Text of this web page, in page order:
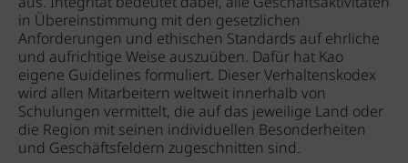
in Übereinstimmung mit den gesetzlichen
Anforderungen und ethischen Standards auf ehrliche
und aufrichtige Weise auszuüben. Dafür hat Kao
eigene Guidelines formuliert. Dieser Verhaltenskodex
wird allen Mitarbeitern weltweit innerhalb von
Schulungen vermittelt, die auf das jeweilige Land oder
die Region mit seinen individuellen Besonderheiten
und Geschäftsfeldern zugeschnitten sind.